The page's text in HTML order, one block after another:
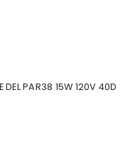
PAR38 15W 120V 40D